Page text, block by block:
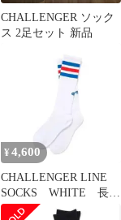
CHALLENGER ソック
ス 2足セット 新品
¥ 4,600
CHALLENGER LINE
SOCKS WHITE 長瀬
智也